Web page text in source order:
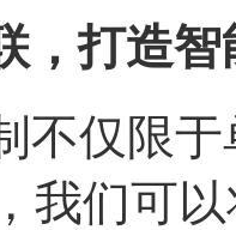
，打造
不仅限
我们可